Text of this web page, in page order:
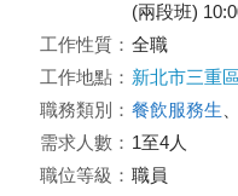
(兩段班)
工作性質： 全職
工作地點： 新北市三重
職務類別： 餐飲服務生
需求人數： 1至4人
職位等級： 職員